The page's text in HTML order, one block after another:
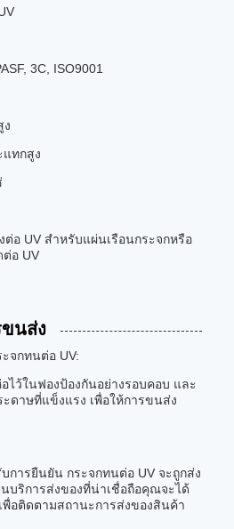
3C, ISO9001
ง
ทกสูง
ต่อ UV สําหรับแผ่นเรือนกระจกหรือ
อ UV
ขนส่ง
จกทนต่อ UV:
ไว้ในฟองป้องกันอย่างรอบคอบ และ
ะดาษที่แข็งแรง เพื่อให้การขนส่ง
การยืนยัน กระจกทนต่อ UV จะถูกส่ง
บริการส่งของที่น่าเชื่อถือคุณจะได้
พื่อติดตามสถานะการส่งของสินค้า